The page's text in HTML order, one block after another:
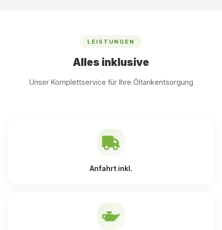
LEISTUNGEN
Alles inklusive
Unser Komplettservice für Ihre Öltankentsorgung
Anfahrt inkl.